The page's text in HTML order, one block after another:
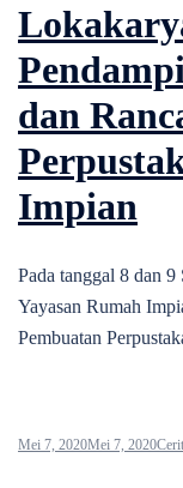
dan
Impian
Pada tanggal 8 dan
Yayasan Rumah
Pembuatan
Mei 7, 2020Mei 7, 2020